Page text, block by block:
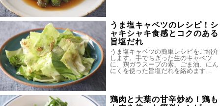
うま塩キャベツのレシピ！シ
ャキシャキ食感とコクのある
旨塩だれ
うま塩キャベツの簡単レシピをご紹介
します。手でちぎった生のキャベツ
に、鶏ガラスープの素、ごま油、にん
にくを使った旨塩だれを絡めます…
鶏肉と大葉の甘辛炒め！鶏も